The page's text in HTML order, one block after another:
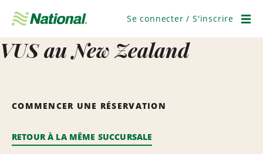
navigation
Se connecter / S'inscrire
VUS au New Zealand
COMMENCER UNE RÉSERVATION
RETOUR À LA MÊME SUCCURSALE